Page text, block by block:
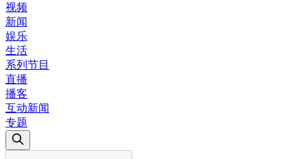
视频
新闻
娱乐
生活
系列节目
直播
播客
互动新闻
专题